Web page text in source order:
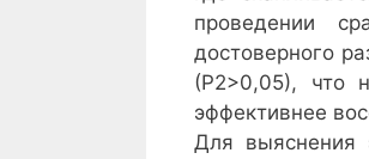
проведении
достоверного
(Р2>0,05), что
эффективнее
Для выяснения